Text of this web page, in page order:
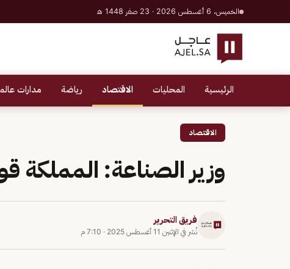
الخميس، 6 أغسطس 2026 · 23 صفر 1448 هـ
الرئيسية المحليات الاقتصاد رياضة مدارات
الاقتصاد
وزير الصناعة: المملكة
فريق التحرير
نُشر في الإثنين 11 أغسطس 2025 · 7:10 م